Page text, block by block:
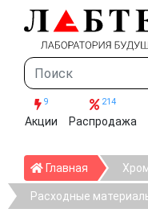
9
Акции
214
Распродажа
Главная Главная
Расходные